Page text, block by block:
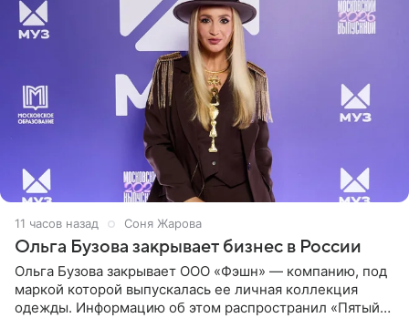
11 часов назад Соня Жарова
Ольга Бузова закрывает бизнес в России
Ольга Бузова закрывает ООО «Фэшн» — компанию, под
маркой которой выпускалась ее личная коллекция
одежды. Информацию об этом распространил «Пятый